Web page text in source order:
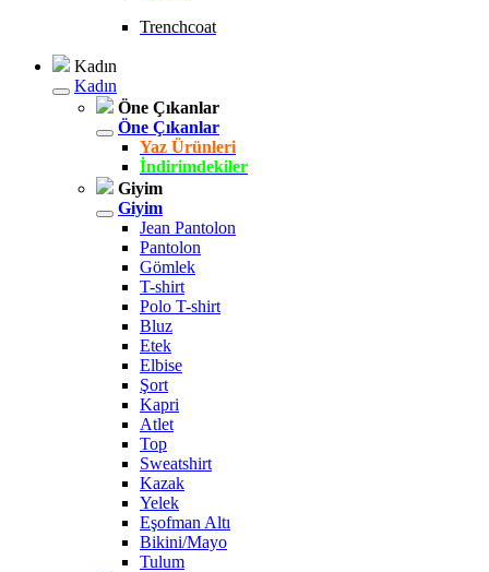
Trenchcoat
Kadın
Kadın
Öne Çıkanlar
Öne Çıkanlar
Yaz Ürünleri
İndirimdekiler
Giyim
Giyim
Jean Pantolon
Pantolon
Gömlek
T-shirt
Polo T-shirt
Bluz
Etek
Elbise
Şort
Kapri
Atlet
Top
Sweatshirt
Kazak
Yelek
Eşofman Altı
Bikini/Mayo
Tulum